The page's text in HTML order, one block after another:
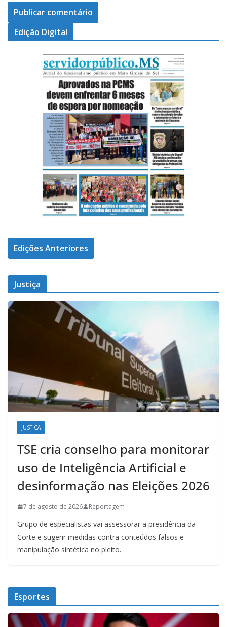
Edição Digital
Edições Anteriores
Justiça
JUSTIÇA
TSE cria conselho para monitorar
uso de Inteligência Artificial e
desinformação nas Eleições 2026
7 de agosto de 2026 Reportagem
Grupo de especialistas vai assessorar a presidência da
Corte e sugerir medidas contra conteúdos falsos e
manipulação sintética no pleito.
Esportes